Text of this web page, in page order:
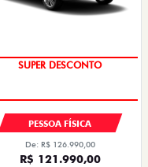
SUPER DESCONTO
PESSOA FÍSICA
De: R$ 126.990,00
R$ 121.990,00